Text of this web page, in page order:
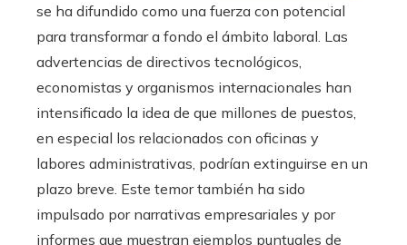
se ha difundido como una fuerza con potencial
para transformar a fondo el ámbito laboral. Las
advertencias de directivos tecnológicos,
economistas y organismos internacionales han
intensificado la idea de que millones de puestos,
en especial los relacionados con oficinas y
labores administrativas, podrían extinguirse en un
plazo breve. Este temor también ha sido
impulsado por narrativas empresariales y por
informes que muestran ejemplos puntuales de